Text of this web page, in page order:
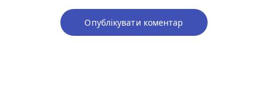
Опублікувати коментар